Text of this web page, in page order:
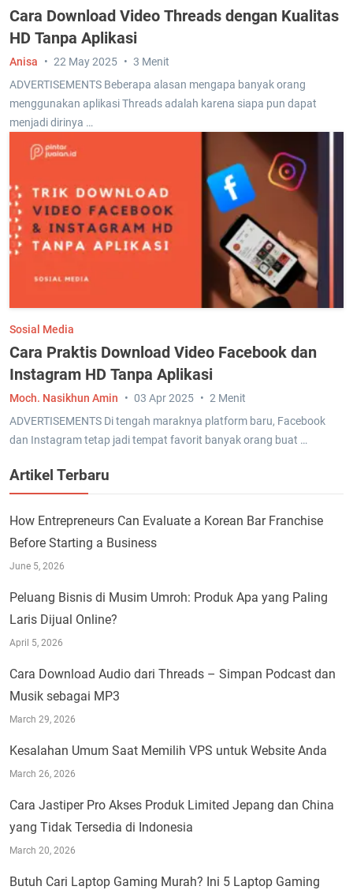
Cara Download Video Threads dengan Kualitas
HD Tanpa Aplikasi
ADVERTISEMENTS Beberapa alasan mengapa banyak orang
menggunakan aplikasi Threads adalah karena siapa pun dapat
menjadi dirinya …
Anisa 22 May 2025 3 Menit
Sosial Media
Cara Praktis Download Video Facebook dan
Instagram HD Tanpa Aplikasi
ADVERTISEMENTS Di tengah maraknya platform baru, Facebook
dan Instagram tetap jadi tempat favorit banyak orang buat …
Moch. Nasikhun Amin 03 Apr 2025 2 Menit
Artikel Terbaru
How Entrepreneurs Can Evaluate a Korean Bar Franchise
Before Starting a Business
June 5, 2026
Peluang Bisnis di Musim Umroh: Produk Apa yang Paling
Laris Dijual Online?
April 5, 2026
Cara Download Audio dari Threads – Simpan Podcast dan
Musik sebagai MP3
March 29, 2026
Kesalahan Umum Saat Memilih VPS untuk Website Anda
March 26, 2026
Cara Jastiper Pro Akses Produk Limited Jepang dan China
yang Tidak Tersedia di Indonesia
March 20, 2026
Butuh Cari Laptop Gaming Murah? Ini 5 Laptop Gaming